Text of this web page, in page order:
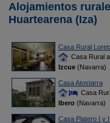
Alojamientos
Huartearena (Iza)
Casa Rural
Casa Rural a
Izcue(Navarra)
Casa Atostarra
Casa
Ibero(Navarra)
Casa Platero I y II